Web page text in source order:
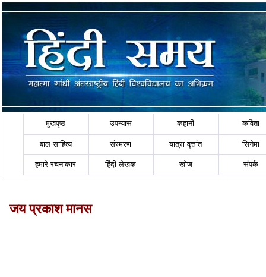
मुखपृष्ठ उपन्यास कहानी कविता
बाल साहित्य संस्मरण यात्रा वृत्तांत सिनेमा
हमारे रचनाकार हिंदी लेखक खोज संपर्क
जय प्रकाश मानस